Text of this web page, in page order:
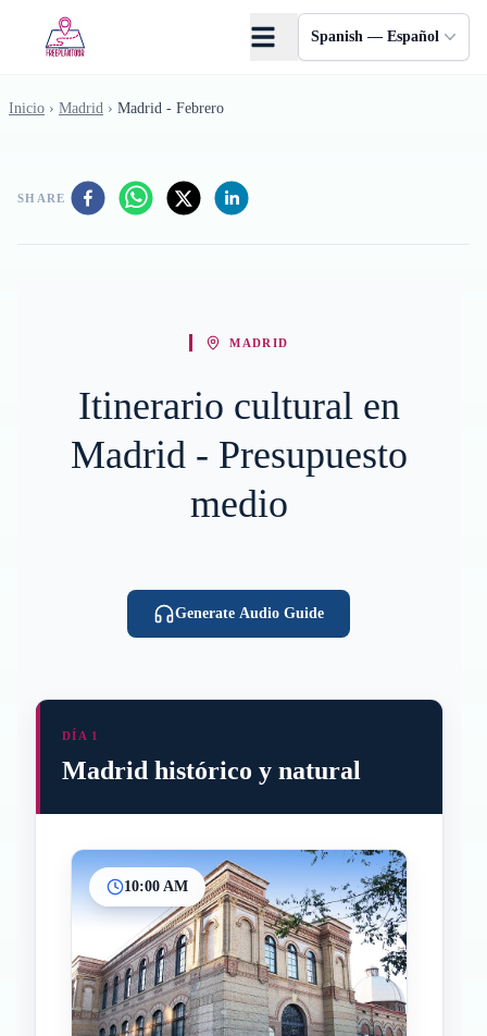
Spanish — Español
Inicio › Madrid › Madrid - Febrero
SHARE
MADRID
Itinerario cultural en
Madrid - Presupuesto
medio
Generate Audio Guide
DÍA 1
Madrid histórico y natural
10:00 AM